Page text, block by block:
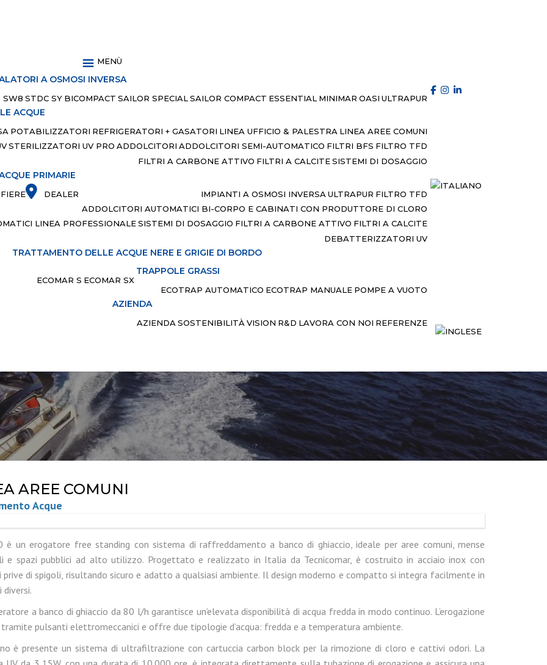
DEALER
MENÙ
A OSMOSI INVERSA
SW8 STDC SY BICOMPACT SAILOR SPECIALSAILOR COMPACT ESSENTIAL MINIMAR OASI ULTRAPUR
ACQUE
POTABILIZZATORI REFRIGERATORI + GASATORI LINEA UFFICIO & PALESTRA LINEA AREE COMUNI
STERILIZZATORI UV PRO ADDOLCITORI ADDOLCITORI SEMI-AUTOMATICO FILTRI BFS FILTRO TFD
FILTRI A CARBONE ATTIVO FILTRI A CALCITESISTEMI DI DOSAGGIO
PRIMARIE
IMPIANTI A OSMOSI INVERSA ULTRAPUR FILTRO TFD
ADDOLCITORI AUTOMATICI BI-CORPO E CABINATI CON PRODUTTORE DI CLORO
LINEA PROFESSIONALESISTEMI DI DOSAGGIO FILTRI A CARBONE ATTIVO FILTRI A CALCITE
DEBATTERIZZATORI UV
TRATTAMENTO DELLE ACQUE NERE E GRIGIE DI BORDO
ECOMAR S ECOMAR SX
TRAPPOLE GRASSI
ECOTRAP AUTOMATICO ECOTRAP MANUALE POMPE A VUOTO
AZIENDA
AZIENDA SOSTENIBILITÀ VISION R&D LAVORA CON NOI REFERENZE
AREE COMUNI
Acque
è un erogatore free standing con sistema di raffreddamento a banco di ghiaccio, ideale per aree comuni, mense
e spazi pubblici ad alto utilizzo. Progettato e realizzato in Italia da Tecnicomar, è costruito in acciaio inox con
prive di spigoli, risultando sicuro e adatto a qualsiasi ambiente. Il design moderno e compatto si integra facilmente in
a banco di ghiaccio da 80 l/h garantisce un’elevata disponibilità di acqua fredda in modo continuo. L’erogazione
pulsanti elettromeccanici e offre due tipologie d’acqua: fredda e a temperatura ambiente.
è presente un sistema di ultrafiltrazione con cartuccia carbon block per la rimozione di cloro e cattivi odori. La